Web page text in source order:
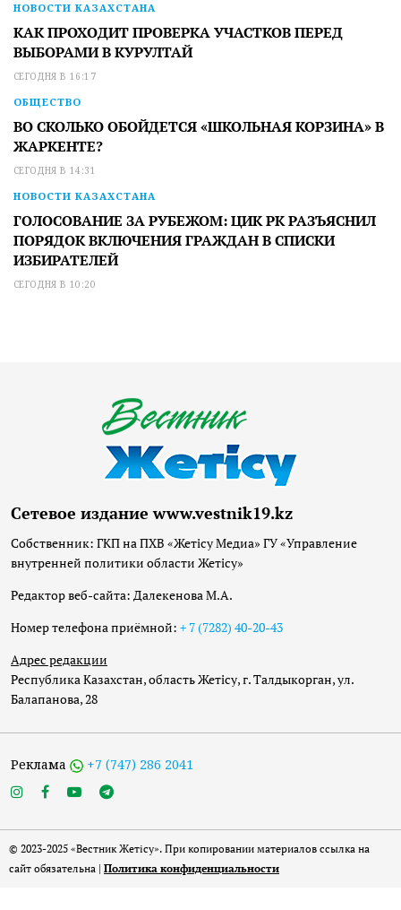
НОВОСТИ КАЗАХСТАНА
КАК ПРОХОДИТ ПРОВЕРКА УЧАСТКОВ ПЕРЕД
ВЫБОРАМИ В КУРУЛТАЙ
СЕГОДНЯ В 16:17
ОБЩЕСТВО
ВО СКОЛЬКО ОБОЙДЕТСЯ «ШКОЛЬНАЯ КОРЗИНА» В
ЖАРКЕНТЕ?
СЕГОДНЯ В 14:31
НОВОСТИ КАЗАХСТАНА
ГОЛОСОВАНИЕ ЗА РУБЕЖОМ: ЦИК РК РАЗЪЯСНИЛ
ПОРЯДОК ВКЛЮЧЕНИЯ ГРАЖДАН В СПИСКИ
ИЗБИРАТЕЛЕЙ
СЕГОДНЯ В 10:20
Сетевое издание www.vestnik19.kz
Собственник: ГКП на ПХВ «Жетісу Медиа» ГУ «Управление
внутренней политики области Жетісу»
Редактор веб-сайта: Далекенова М.А.
Номер телефона приёмной: + 7 (7282) 40-20-43
Адрес редакции
Республика Казахстан, область Жетісу, г. Талдыкорган, ул.
Балапанова, 28
Реклама +7 (747) 286 2041
© 2023-2025 «Вестник Жетісу». При копировании материалов ссылка на
сайт обязательна | Политика конфиденциальности